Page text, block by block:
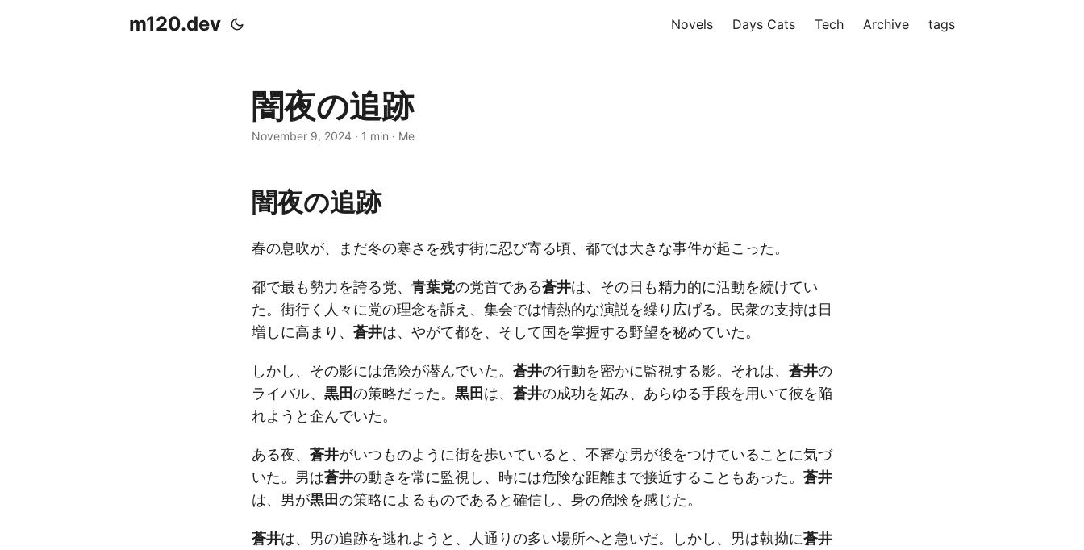
m120.dev Novels Days Cats Tech Archive tags
闇夜の追跡
November 9, 2024 · 1 min · Me
闇夜の追跡
春の息吹が、まだ冬の寒さを残す街に忍び寄る頃、都では大きな事件が起こった。
都で最も勢力を誇る党、 青葉党の党首である蒼井は、その日も精力的に活動を続けてい
た。街行く人々に党の理念を訴え、集会では情熱的な演説を繰り広げる。民衆の支持は日
増しに高まり、 蒼井は、やがて都を、そして国を掌握する野望を秘めていた。
しかし、その影には危険が潜んでいた。 蒼井の行動を密かに監視する影。それは、 蒼井の
ライバル、 黒田の策略だった。 黒田 は、 蒼井の成功を妬み、あらゆる手段を用いて彼を陥
れようと企んでいた。
ある夜、 蒼井がいつものように街を歩いていると、不審な男が後をつけていることに気づ
いた。男は蒼井の動きを常に監視し、時には危険な距離まで接近することもあった。 蒼井
は、男が黒田の策略によるものであると確信し、身の危険を感じた。
蒼井は、男の追跡を逃れようと、人通りの多い場所へと急いだ。しかし、男は執拗に蒼井